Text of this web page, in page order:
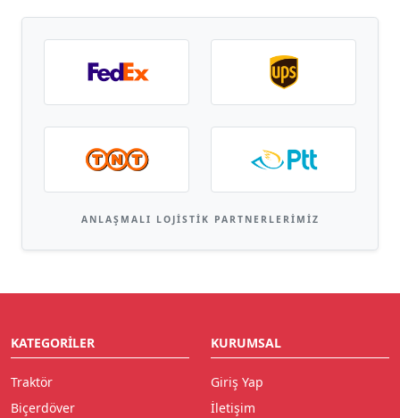
ANLAŞMALI LOJISTIK PARTNERLERIMIZ
KATEGORILER
Traktör
Biçerdöver
KURUMSAL
Giriş Yap
İletişim